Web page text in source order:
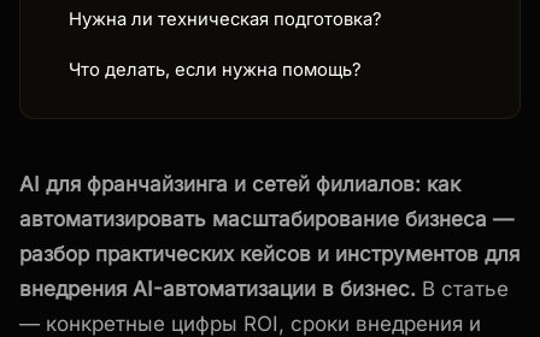
Нужна ли техническая подготовка?
Что делать, если нужна помощь?
AI для франчайзинга и сетей филиалов: как
автоматизировать масштабирование бизнеса —
разбор практических кейсов и инструментов для
внедрения AI-автоматизации в бизнес. В статье
— конкретные цифры ROI, сроки внедрения и